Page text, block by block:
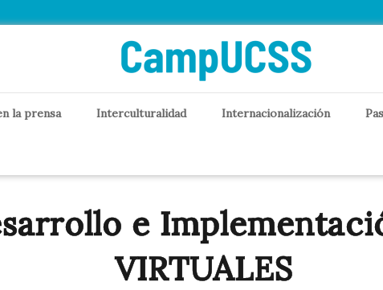
la prensa Interculturalidad Internacionalización
e
VIRTUALES